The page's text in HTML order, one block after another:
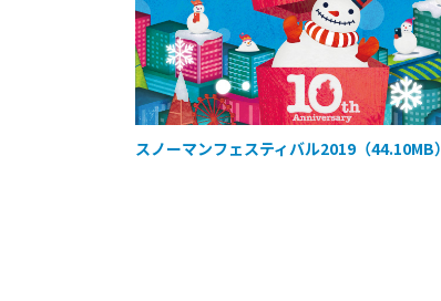
スノーマンフェスティバル2019（44.10MB）